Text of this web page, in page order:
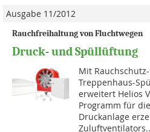
Ausgabe 11/2012
Rauchfreihaltung von Fluchtwegen
Druck- und Spüllüftung
Mit
Treppenhaus-
erweitert Helios
Programm für
Druckan­lage